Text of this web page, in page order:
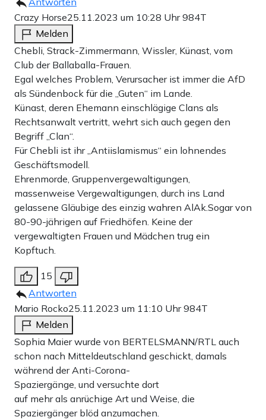
Crazy Horse25.11.2023 um 10:28 Uhr984T
Melden
Chebli, Strack-Zimmermann, Wissler, Künast, vom
Club der Ballaballa-Frauen.
Egal welches Problem, Verursacher ist immer die AfD
als Sündenbock für die „Guten“ im Lande.
Künast, deren Ehemann einschlägige Clans als
Rechtsanwalt vertritt, wehrt sich auch gegen den
Begriff „Clan“.
Für Chebli ist ihr „Antiislamismus“ ein lohnendes
Geschäftsmodell.
Ehrenmorde, Gruppenvergewaltigungen,
massenweise Vergewaltigungen, durch ins Land
gelassene Gläubige des einzig wahren AlAk.Sogar von
80-90-jährigen auf Friedhöfen. Keine der
vergewaltigten Frauen und Mädchen trug ein
Kopftuch.
15
Antworten
Mario Rocko25.11.2023 um 11:10 Uhr984T
Melden
Sophia Maier wurde von BERTELSMANN/RTL auch
schon nach Mitteldeutschland geschickt, damals
während der Anti-Corona-
Spaziergänge, und versuchte dort
auf mehr als anrüchige Art und Weise, die
Spaziergänger blöd anzumachen.